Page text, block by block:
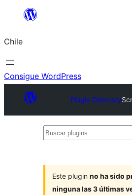
Saltar
contenido
Chile
Consigue WordPress
Plugin Directory
Buscar
Este plugin no ha sido
ninguna las 3 últimas